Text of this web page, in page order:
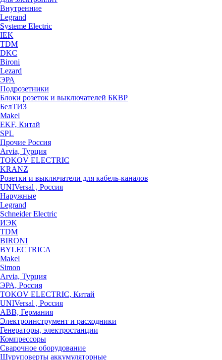
Внутренние
Legrand
Systeme Electric
IEK
TDM
DKC
Bironi
Lezard
ЭРА
Подрозетники
Блоки розеток и выключателей БКВР
БелТИЗ
Makel
EKF, Китай
SPL
Прочие Россия
Arvia, Турция
TOKOV ELECTRIC
KRANZ
Розетки и выключатели для кабель-каналов
UNIVersal , Россия
Наружные
Legrand
Schneider Electric
ИЭК
TDM
BIRONI
BYLECTRICA
Makel
Simon
Arvia, Турция
ЭРА, Россия
TOKOV ELECTRIC, Китай
UNIVersal , Россия
ABB, Германия
Электроинструмент и расходники
Генераторы, электростанции
Компрессоры
Сварочное оборудование
Шуруповерты аккумуляторные